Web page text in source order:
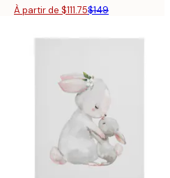
À partir de $111.75$149